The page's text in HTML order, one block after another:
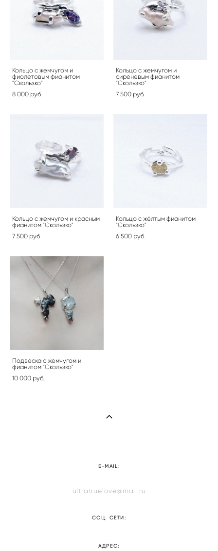
Кольцо с жемчугом и
фиолетовым фианитом
"Скользко"
8 000 pуб.
Кольцо с жемчугом и
сиреневым фианитом
"Скользко"
7 500 pуб.
Кольцо с жемчугом и красным
фианитом "Скользко"
7 500 pуб.
Кольцо с жёлтым фианитом
"Скользко"
6 500 pуб.
Подвеска с жемчугом и
фианитом "Скользко"
10 000 pуб.
E-MAIL:
ultratruelove@mail.ru
СОЦ. СЕТИ:
АДРЕС: